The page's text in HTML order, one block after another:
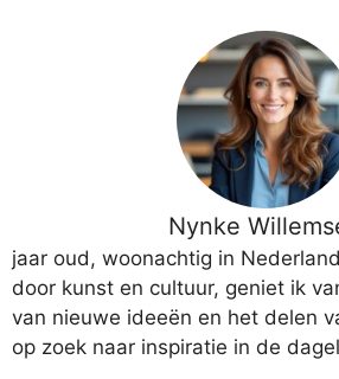
Nynke
jaar oud, woonachtig in
door kunst en cultuur, geniet ik
van nieuwe ideeën en het delen
op zoek naar inspiratie in de